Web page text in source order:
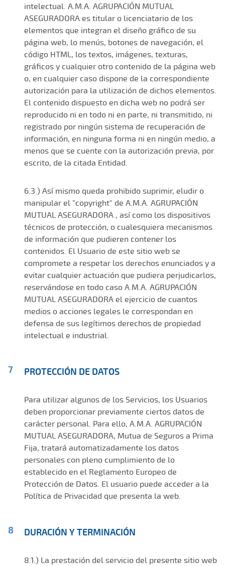
intelectual. A.M.A. AGRUPACIÓN MUTUAL
ASEGURADORA es titular o licenciatario de los
elementos que integran el diseño gráfico de su
página web, lo menús, botones de navegación, el
código HTML, los textos, imágenes, texturas,
gráficos y cualquier otro contenido de la página web
o, en cualquier caso dispone de la correspondiente
autorización para la utilización de dichos elementos.
El contenido dispuesto en dicha web no podrá ser
reproducido ni en todo ni en parte, ni transmitido, ni
registrado por ningún sistema de recuperación de
información, en ninguna forma ni en ningún medio, a
menos que se cuente con la autorización previa, por
escrito, de la citada Entidad.
6.3.) Así mismo queda prohibido suprimir, eludir o
manipular el "copyright" de A.M.A. AGRUPACIÓN
MUTUAL ASEGURADORA , así como los dispositivos
técnicos de protección, o cualesquiera mecanismos
de información que pudieren contener los
contenidos. El Usuario de este sitio web se
compromete a respetar los derechos enunciados y a
evitar cualquier actuación que pudiera perjudicarlos,
reservándose en todo caso A.M.A. AGRUPACIÓN
MUTUAL ASEGURADORA el ejercicio de cuantos
medios o acciones legales le correspondan en
defensa de sus legítimos derechos de propiedad
intelectual e industrial.
PROTECCIÓN DE DATOS
Para utilizar algunos de los Servicios, los Usuarios
deben proporcionar previamente ciertos datos de
carácter personal. Para ello, A.M.A. AGRUPACIÓN
MUTUAL ASEGURADORA, Mutua de Seguros a Prima
Fija, tratará automatizadamente los datos
personales con pleno cumplimiento de lo
establecido en el Reglamento Europeo de
Protección de Datos. El usuario puede acceder a la
Política de Privacidad que presenta la web.
DURACIÓN Y TERMINACIÓN
8.1.) La prestación del servicio del presente sitio web